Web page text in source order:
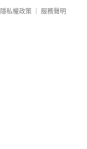
隱私權政策 服務聲明